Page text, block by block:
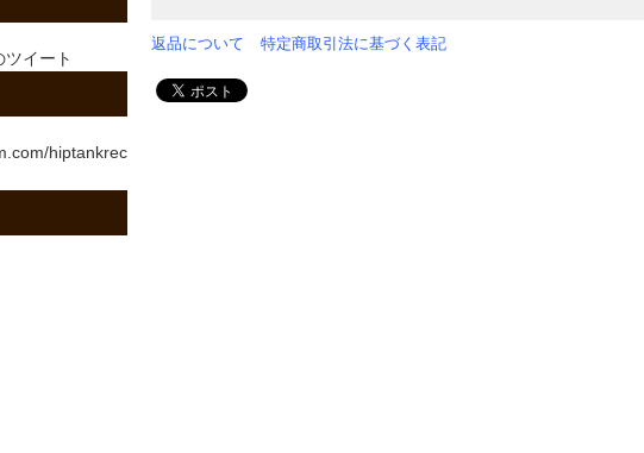
返品について 特定商取引法に基づく表記
イート
hiptankrec